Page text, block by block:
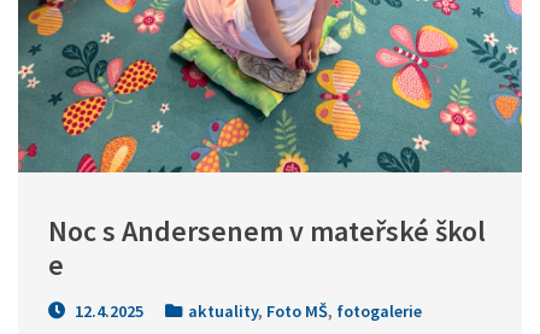
Noc s Andersenem v mateřské škol
e
12.4.2025 aktuality, Foto MŠ, fotogalerie